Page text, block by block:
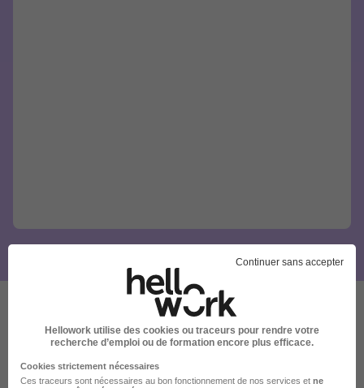
Ces offres pourraient aussi
vous intéresser
Continuer sans accepter
Hellowork utilise des cookies ou traceurs pour rendre votre
recherche d’emploi ou de formation encore plus efficace.
Cookies strictement nécessaires
Ces traceurs sont nécessaires au bon fonctionnement de nos services et ne